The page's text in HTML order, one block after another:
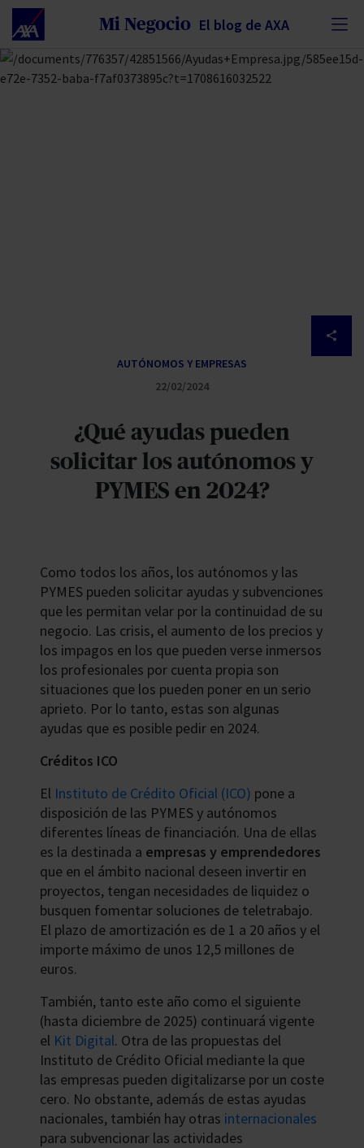
Nota:
este
sitio
web
incluye
Mi Negocio El blog de AXA
AUTÓNOMOS Y EMPRESAS
22/02/2024
¿Qué ayudas pueden
solicitar los autónomos y
PYMES en 2024?
Como todos los años, los autónomos y las
PYMES pueden solicitar ayudas y subvenciones
que les permitan velar por la continuidad de su
negocio. Las crisis, el aumento de los precios y
los impagos en los que pueden verse inmersos
los profesionales por cuenta propia son
situaciones que los pueden poner en un serio
aprieto. Por lo tanto, estas son algunas
ayudas que es posible pedir en 2024.
Créditos ICO
El Instituto de Crédito Oficial (ICO) pone a
disposición de las PYMES y autónomos
diferentes líneas de financiación. Una de ellas
es la destinada a empresas y emprendedores
que en el ámbito nacional deseen invertir en
proyectos, tengan necesidades de liquidez o
busquen fomentar soluciones de teletrabajo.
El plazo de amortización es de 1 a 20 años y el
importe máximo de unos 12,5 millones de
euros.
También, tanto este año como el siguiente
(hasta diciembre de 2025) continuará vigente
el Kit Digital. Otra de las propuestas del
Instituto de Crédito Oficial mediante la que
las empresas pueden digitalizarse por un coste
cero. No obstante, además de estas ayudas
nacionales, también hay otras internacionales
para subvencionar las actividades